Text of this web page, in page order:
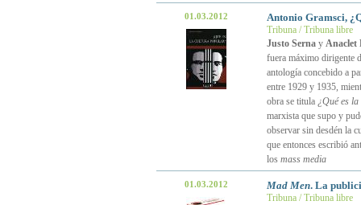
01.03.2012 Antonio Gramsci,
Tribuna / Tribuna libre
Justo Sernay Anaclet
fuera máximo dirigente
antología concebido a
entre 1929 y 1935,
obra se titula ¿Qué es
marxista que supo y
observar sin desdén la
que entonces escribió
los mass media
01.03.2012 Mad Men. La
Tribuna / Tribuna libre